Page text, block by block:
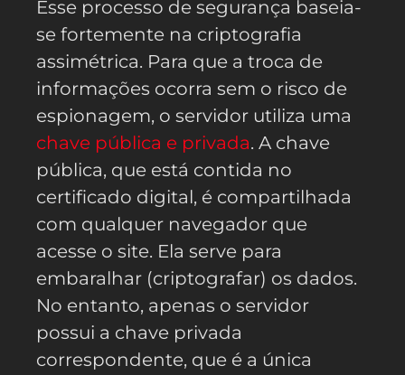
Esse processo de segurança baseia-
se fortemente na criptografia
assimétrica. Para que a troca de
informações ocorra sem o risco de
espionagem, o servidor utiliza uma
chave pública e privada. A chave
pública, que está contida no
certificado digital, é compartilhada
com qualquer navegador que
acesse o site. Ela serve para
embaralhar (criptografar) os dados.
No entanto, apenas o servidor
possui a chave privada
correspondente, que é a única